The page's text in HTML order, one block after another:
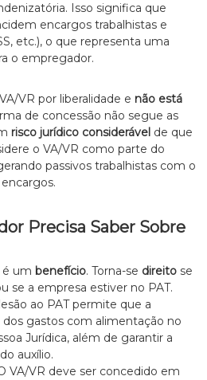
Isso significa que
encargos trabalhistas e
etc.), o que representa uma
o empregador.
VR por liberalidade e não está
de concessão não segue as
risco jurídico considerávelde que
o VA/VR como parte do
passivos trabalhistas com o
Precisa Saber Sobre
é um benefício. Torna-se direitose
se a empresa estiver no PAT.
ao PAT permite que a
gastos com alimentação no
Jurídica, além de garantir a
auxílio.
VA/VR deve ser concedido em